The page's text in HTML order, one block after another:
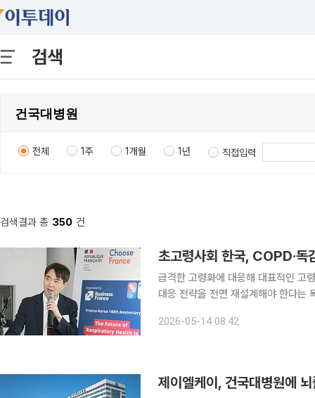
검색
전체 1주 1개월 1년 직접입력
검색결과 총 350 건
초고령사회 한국, COPD·
급격한 고령화에 대응해 대표적인 고
대응 전략을 전면 재설계해야 한다는
140주년을 기념해 ‘초고령사회 호흡
2026-05-14 08:42